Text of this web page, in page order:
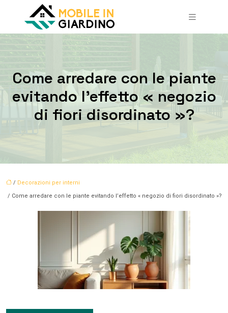
Come arredare con le piante
evitando l’effetto « negozio
di fiori disordinato »?
/ Decorazioni per interni
/ Come arredare con le piante evitando l’effetto « negozio di fiori disordinato »?